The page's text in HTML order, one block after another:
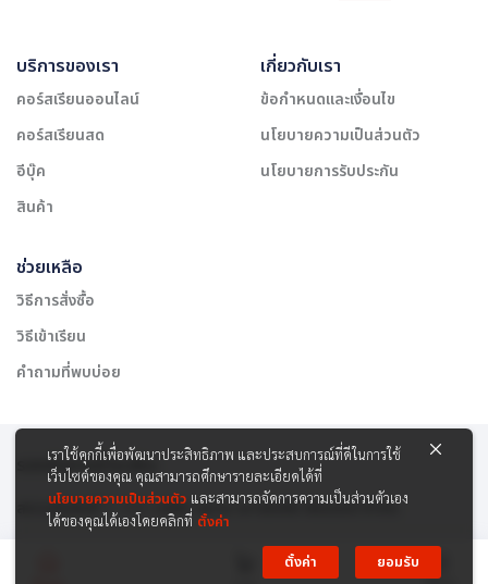
บริการของเรา
คอร์สเรียนออนไลน์
คอร์สเรียนสด
อีบุ๊ค
สินค้า
เกี่ยวกับเรา
ข้อกำหนดและเงื่อนไข
นโยบายความเป็นส่วนตัว
นโยบายการรับประกัน
ช่วยเหลือ
วิธีการสั่งซื้อ
วิธีเข้าเรียน
คำถามที่พบบ่อย
สงวนลิขสิทธิ์ © 2565 บริษัท สยาม เคาเซิลลิ่ง เซ็นเตอร์ จำกัด
รองรับการชำระเงิน:
เราใช้คุกกี้เพื่อพัฒนาประสิทธิภาพ และประสบการณ์ที่ดีในการใช้
เว็บไซต์ของคุณ คุณสามารถศึกษารายละเอียดได้ที่
นโยบายความเป็นส่วนตัว และสามารถจัดการความเป็นส่วนตัวเอง
ได้ของคุณได้เองโดยคลิกที่ ตั้งค่า
ตั้งค่า
ยอมรับ